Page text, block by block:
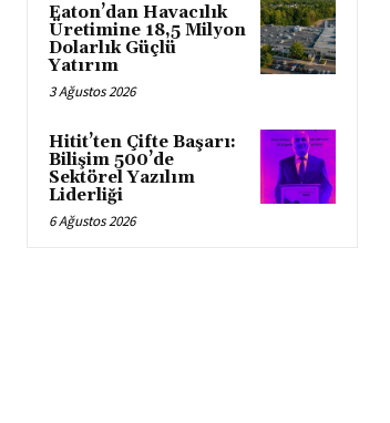
Eaton’dan Havacılık
Üretimine 18,5 Milyon
Dolarlık Güçlü
Yatırım
3 Ağustos 2026
Hitit’ten Çifte Başarı:
Bilişim 500’de
Sektörel Yazılım
Liderliği
6 Ağustos 2026